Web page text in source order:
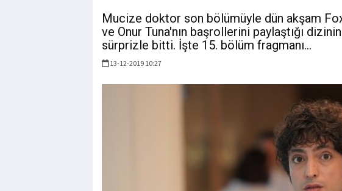
Mucize doktor son bölümüyle dün akşam Fox
ve Onur Tuna'nın başrollerini paylaştığı
sürprizle bitti. İşte 15. bölüm fragmanı...
13-12-2019 10:27